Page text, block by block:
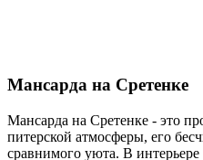
Мансарда на Сретенке
Мансарда на Сретенке - это
питерской атмосферы, его
сравнимого уюта. В